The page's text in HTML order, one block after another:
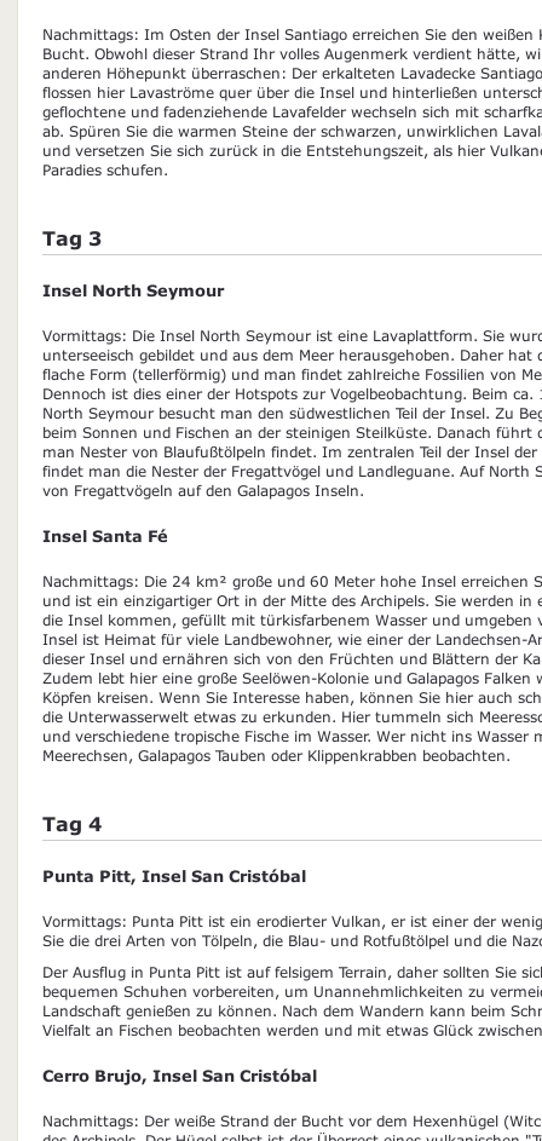
Nachmittags: Im Osten der Insel Santiago erreichen Sie den weißen
Bucht. Obwohl dieser Strand Ihr volles Augenmerk verdient hätte,
anderen Höhepunkt überraschen: Der erkalteten Lavadecke
flossen hier Lavaströme quer über die Insel und hinterließen
geflochtene und fadenziehende Lavafelder wechseln sich mit
ab. Spüren Sie die warmen Steine der schwarzen, unwirklichen
und versetzen Sie sich zurück in die Entstehungszeit, als hier
Paradies schufen.
Tag 3
Insel North Seymour
Vormittags: Die Insel North Seymour ist eine Lavaplattform. Sie
unterseeisch gebildet und aus dem Meer herausgehoben. Daher hat
flache Form (tellerförmig) und man findet zahlreiche Fossilien von
Dennoch ist dies einer der Hotspots zur Vogelbeobachtung. Beim
North Seymour besucht man den südwestlichen Teil der Insel. Zu
beim Sonnen und Fischen an der steinigen Steilküste. Danach führt
man Nester von Blaufußtölpeln findet. Im zentralen Teil der Insel
findet man die Nester der Fregattvögel und Landleguane. Auf North
von Fregattvögeln auf den Galapagos Inseln.
Insel Santa Fé
Nachmittags: Die 24 km² große und 60 Meter hohe Insel erreichen
und ist ein einzigartiger Ort in der Mitte des Archipels. Sie werden in
die Insel kommen, gefüllt mit türkisfarbenem Wasser und umgeben
Insel ist Heimat für viele Landbewohner, wie einer der Landechsen-
dieser Insel und ernähren sich von den Früchten und Blättern der
Zudem lebt hier eine große Seelöwen-Kolonie und Galapagos
Köpfen kreisen. Wenn Sie Interesse haben, können Sie hier auch
die Unterwasserwelt etwas zu erkunden. Hier tummeln sich
und verschiedene tropische Fische im Wasser. Wer nicht ins Wasser
Meerechsen, Galapagos Tauben oder Klippenkrabben beobachten.
Tag 4
Punta Pitt, Insel San Cristóbal
Vormittags: Punta Pitt ist ein erodierter Vulkan, er ist einer der
Sie die drei Arten von Tölpeln, die Blau- und Rotfußtölpel und die
Der Ausflug in Punta Pitt ist auf felsigem Terrain, daher sollten Sie
bequemen Schuhen vorbereiten, um Unannehmlichkeiten zu
Landschaft genießen zu können. Nach dem Wandern kann beim
Vielfalt an Fischen beobachten werden und mit etwas Glück
Cerro Brujo, Insel San Cristóbal
Nachmittags: Der weiße Strand der Bucht vor dem Hexenhügel